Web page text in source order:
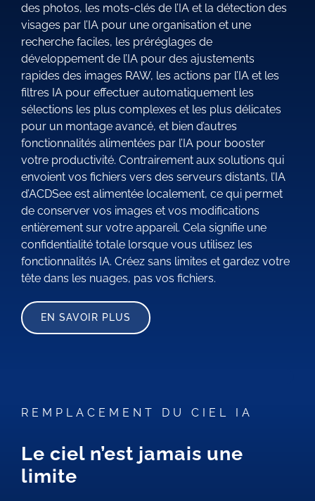
des photos, les mots-clés de l’IA et la détection des
visages par l’IA pour une organisation et une
recherche faciles, les préréglages de
développement de l’IA pour des ajustements
rapides des images RAW, les actions par l’IA et les
filtres IA pour effectuer automatiquement les
sélections les plus complexes et les plus délicates
pour un montage avancé, et bien d’autres
fonctionnalités alimentées par l’IA pour booster
votre productivité. Contrairement aux solutions qui
envoient vos fichiers vers des serveurs distants, l’IA
d’ACDSee est alimentée localement, ce qui permet
de conserver vos images et vos modifications
entièrement sur votre appareil. Cela signifie une
confidentialité totale lorsque vous utilisez les
fonctionnalités IA. Créez sans limites et gardez votre
tête dans les nuages, pas vos fichiers.
EN SAVOIR PLUS
REMPLACEMENT DU CIEL IA
Le ciel n’est jamais une
limite